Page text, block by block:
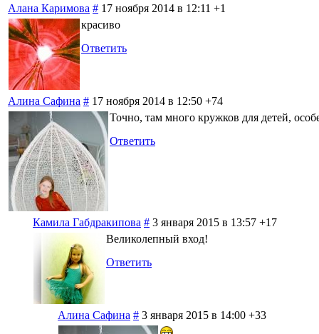
Алана Каримова # 17 ноября 2014 в 12:11 +1
красиво
Ответить
Алина Сафина # 17 ноября 2014 в 12:50 +74
Точно, там много кружков для детей,
Ответить
Камила Габдракипова # 3 января 2015 в 13:57 +17
Великолепный вход!
Ответить
Алина Сафина # 3 января 2015 в 14:00 +33